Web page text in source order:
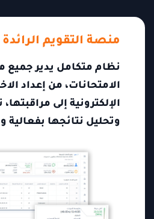
منصة التقويم
نظام متكامل يدير جميع
الامتحانات، من إعداد
الإلكترونية إلى
وتحليل نتائجها بفعالية